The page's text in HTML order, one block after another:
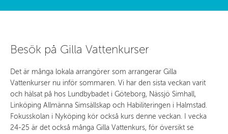
Besök på Gilla Vattenkurser
Det är många lokala arrangörer som arrangerar Gilla
Vattenkurser nu inför sommaren. Vi har den sista veckan varit
och hälsat på hos Lundbybadet i Göteborg, Nässjö Simhall,
Linköping Allmänna Simsällskap och Habiliteringen i Halmstad.
Fokusskolan i Nyköping kör också kurs denne veckan. I vecka
24-25 är det också många Gilla Vattenkurs, för översikt se